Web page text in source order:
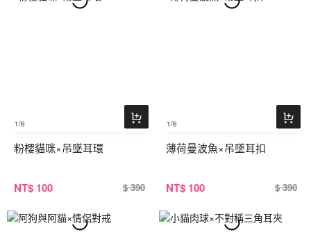
1/6
粉櫻貓咪×吊墜耳環
NT$ 100 $ 390
1/6
薄荷曼波魚×吊墜耳扣
NT$ 100 $ 390